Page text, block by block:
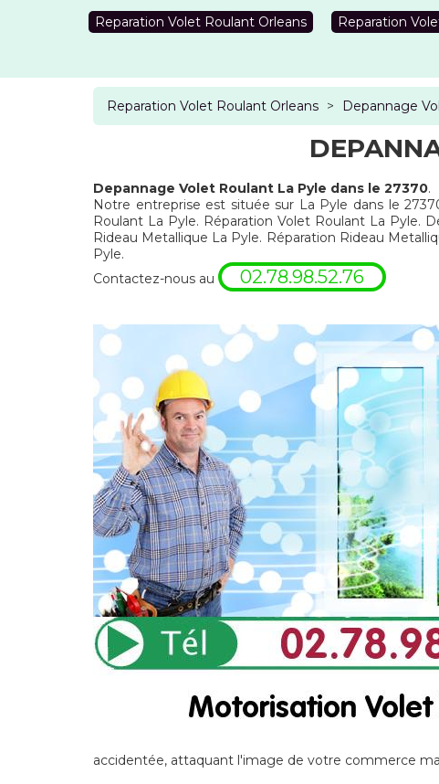
Reparation Volet Roulant Orleans Reparation
Reparation Volet Roulant Orleans > Depannage
Depannage Volet Roulant La Pyle dans le 27370.
Notre entreprise est située sur La Pyle dans le
Roulant La Pyle. Réparation Volet Roulant La Pyle.
Rideau Metallique La Pyle. Réparation Rideau
Pyle.
Contactez-nous au
02.78.98.52.76
accidentée, attaquant l'image de votre commerce